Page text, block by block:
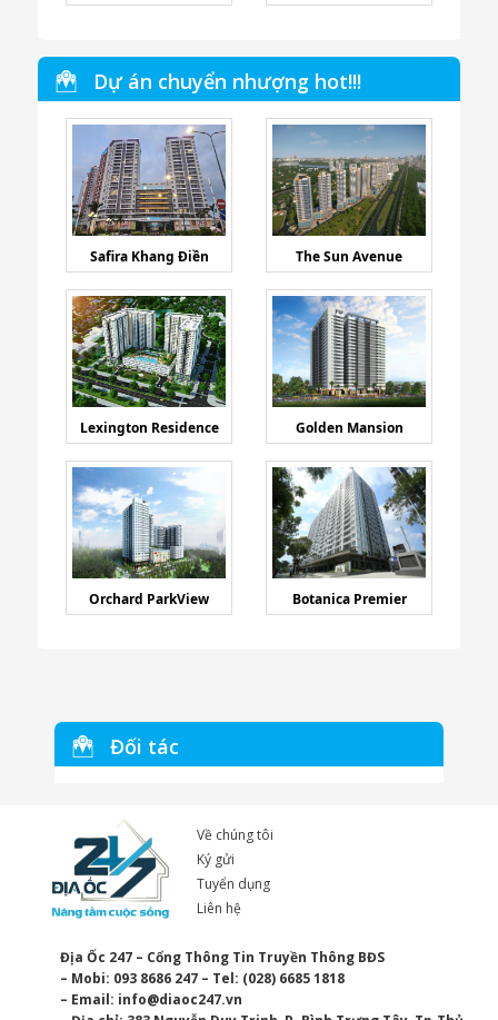
Dự án chuyển nhượng hot!!!
Safira Khang Điền The Sun Avenue
Lexington Residence Golden Mansion
Orchard ParkView Botanica Premier
Đối tác
Về chúng tôi
Ký gửi
Tuyển dụng
Liên hệ
Địa Ốc 247 – Cổng Thông Tin Truyền Thông BĐS
– Mobi: 093 8686 247 – Tel: (028) 6685 1818
– Email: info@diaoc247.vn